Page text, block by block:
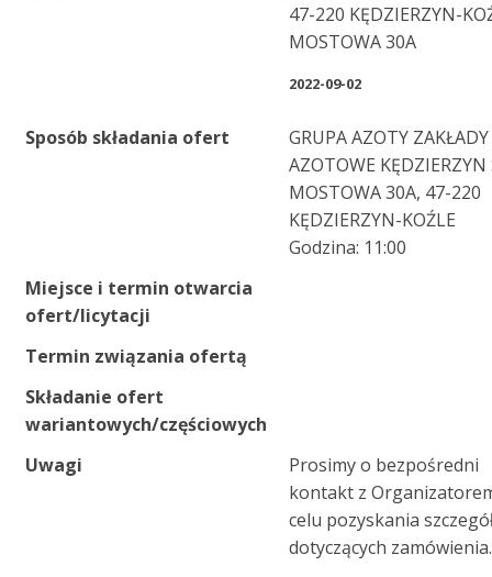
47-220 KĘDZIERZYN-
MOSTOWA 30A
2022-09-02
Sposób składania ofert
GRUPA AZOTY ZAKŁADY
AZOTOWE KĘDZIERZYN
MOSTOWA 30A, 47-220
KĘDZIERZYN-KOŹLE
Godzina: 11:00
Miejsce i termin otwarcia
ofert/licytacji
Termin związania ofertą
Składanie ofert
wariantowych/częściowych
Uwagi
Prosimy o bezpośredni
kontakt z
celu pozyskania
dotyczących zamówienia.